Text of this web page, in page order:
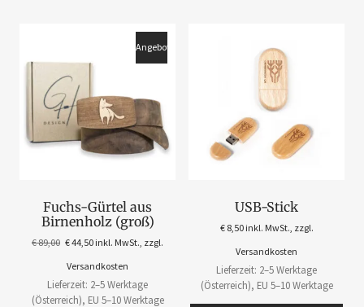
Angebot!
Fuchs-Gürtel aus
Birnenholz (groß)
€89,00 €44,50 inkl. MwSt., zzgl.
Versandkosten
Lieferzeit: 2–5 Werktage
(Österreich), EU 5–10 Werktage
USB-Stick
€8,50 inkl. MwSt., zzgl.
Versandkosten
Lieferzeit: 2–5 Werktage
(Österreich), EU 5–10 Werktage